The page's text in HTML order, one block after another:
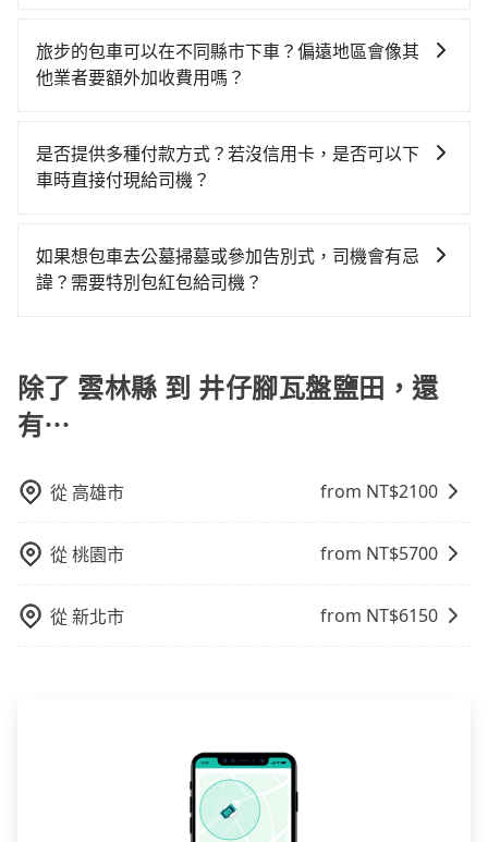
0.4%，換句話說，臨時要叫小黃的難度是雙北大城市的
300倍。縱使幸運攔到一輛小黃了，雲林縣少部分小黃司
均花費約630元，費時1小時。選擇搭乘高鐵而不預約包
車，不僅每人至少額外負擔120元車資，而且更會額外浪
拼車共乘服務，最多可再節省50%的交通費用。
差的車款，如果人數超過四位，更是沒有較大的七人座
或九人座可供選擇，而且無人租車最令人詬病的就是車
樣。另外，偶爾也會遇到明明已經預約了時間但上一位
用戶卻遲遲尚未歸還，又或者要還車時卻偏偏找不到停
使用時還是有其區域的限制，實際可停靠的地點與你的
上下車地點仍有段距離，在遇到下雨天或者載行李時，
劃。再加上雲林縣有些計程車司機不按錶計費，約有
35%會採現場議價，建議最好先上網預約，以免當場被
費用就貴了，如選擇tripool的九人座，可用約9折預約
一台專車服務。
您的旅程能更有彈性及保障。
務，可直接線上輸入上下車地點或地址，三秒內即可查
到真實價格，照著步驟填寫完乘客資料與線上刷卡，訂
車輛的詳細資料，將於乘車前一晚八點透過SMS和
EMAIL提供。一旦付款完畢，tripool保證出車。一般建
當天下午過後乘車，四小時前仍能預約。
旅步的包車可以在不同縣市下車？偏遠地區會像其
他業者要額外加收費用嗎？
於偏遠地區，我們提供的價格已經包含了所有基本的費
用，不會像其他業者那樣收取額外費用。但如果您需要
詢到具體的費用。
是否提供多種付款方式？若沒信用卡，是否可以下
車時直接付現給司機？
(VISA/MasterCard/JCB)、簽帳卡 (金融信用卡) 和
AFTEE 先享受後付款等。若您沒有信用卡，建議可以使
如果想包車去公墓掃墓或參加告別式，司機會有忌
諱？需要特別包紅包給司機？
如需要載運骨灰罈或在車上進行法事等作業，建議在訂
車前先向客服詢問是否有相應的司機可配合，以避免後
續爭議。此外，是否需要給司機紅包或小費，則可以由
除了 雲林縣 到 井仔腳瓦盤鹽田，還
有⋯
從 高雄市 from NT$2100
從桃園市 from NT$5700
從新北市 from NT$6150